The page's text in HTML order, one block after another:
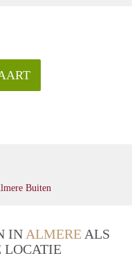
Buiten
IN ALMERE ALS
LOCATIE